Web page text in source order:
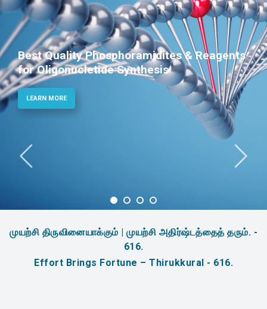
Best Quality Phosphoramidites & Reagents
for Oligonucletide Synthesis
LEARN MORE
முயற்சி திருவினையாக்கும் | முயற்சி அதிர்ஷ்டத்தைத் தரும். -
616.
Effort Brings Fortune – Thirukkural - 616.